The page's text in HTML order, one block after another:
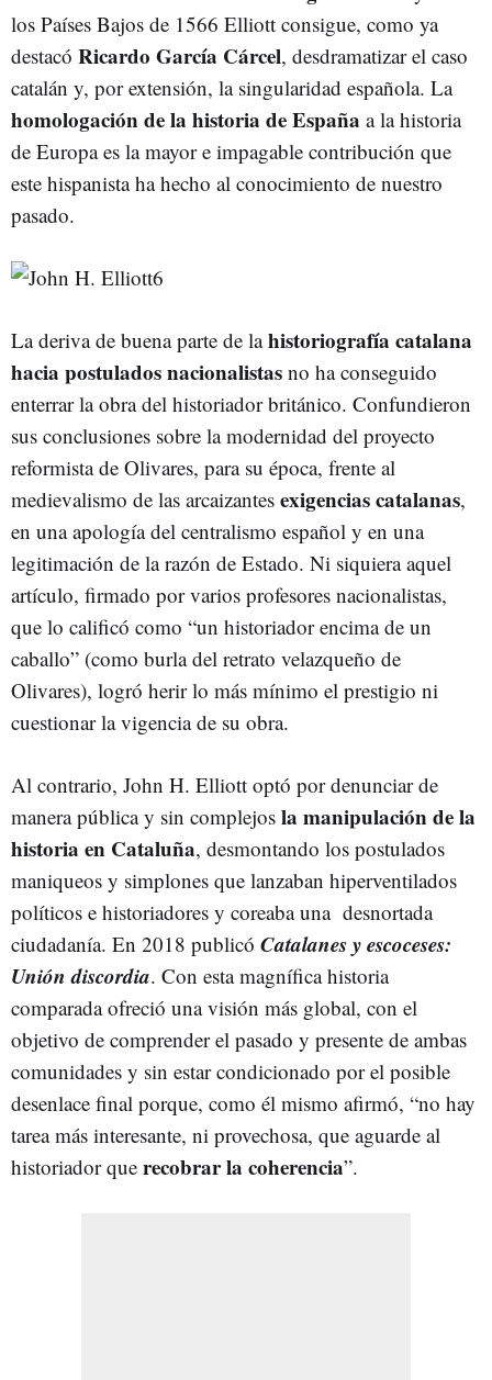
los Países Bajos de 1566 Elliott consigue, como ya
destacó Ricardo García Cárcel, desdramatizar el caso
catalán y, por extensión, la singularidad española. La
homologación de la historia de España a la historia
de Europa es la mayor e impagable contribución que
este hispanista ha hecho al conocimiento de nuestro
pasado.
La deriva de buena parte de lahistoriografía catalana
hacia postulados nacionalistas no ha conseguido
enterrar la obra del historiador británico. Confundieron
sus conclusiones sobre la modernidad del proyecto
reformista de Olivares, para su época, frente al
medievalismo de las arcaizantes exigencias catalanas,
en una apología del centralismo español y en una
legitimación de la razón de Estado. Ni siquiera aquel
artículo, firmado por varios profesores nacionalistas,
que lo calificó como “un historiador encima de un
caballo” (como burla del retrato velazqueño de
Olivares), logró herir lo más mínimo el prestigio ni
cuestionar la vigencia de su obra.
Al contrario, John H. Elliott optó por denunciar de
manera pública y sin complejos la manipulación de la
historia en Cataluña, desmontando los postulados
maniqueos y simplones que lanzaban hiperventilados
políticos e historiadores y coreaba una desnortada
ciudadanía. En 2018 publicó Catalanes y escoceses:
Unión discordia. Con esta magnífica historia
comparada ofreció una visión más global, con el
objetivo de comprender el pasado y presente de ambas
comunidades y sin estar condicionado por el posible
desenlace final porque, como él mismo afirmó, “no hay
tarea más interesante, ni provechosa, que aguarde al
historiador que recobrar la coherencia”.